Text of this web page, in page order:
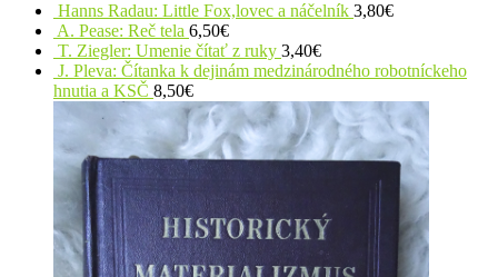
Hanns Radau: Little Fox,lovec a náčelník 3,80€
A. Pease: Reč tela 6,50€
T. Ziegler: Umenie čítať z ruky 3,40€
J. Pleva: Čítanka k dejinám medzinárodného robotníckeho
hnutia a KSČ 8,50€